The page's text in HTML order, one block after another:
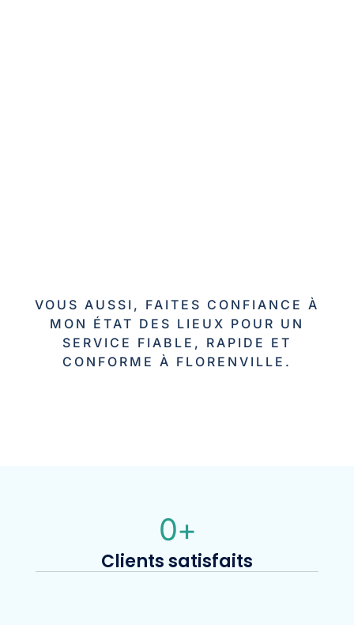
VOUS AUSSI, FAITES CONFIANCE À
MON ÉTAT DES LIEUX POUR UN
SERVICE FIABLE, RAPIDE ET
CONFORME À FLORENVILLE.
Clients satisfaits
0+